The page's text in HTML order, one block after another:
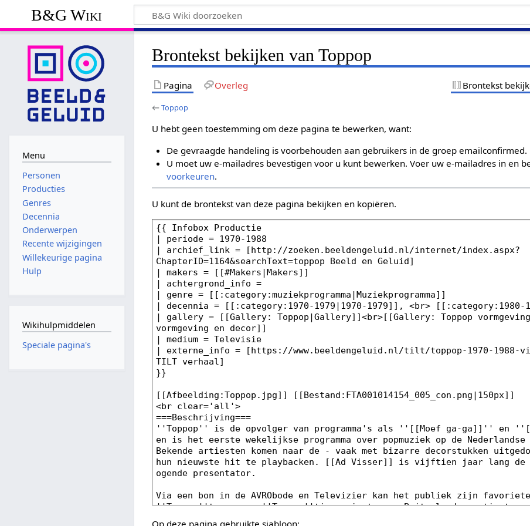
B&G Wiki
Brontekst bekijken van Toppop
Pagina Overleg Brontekst
←Toppop
U hebt geen toestemming om deze pagina te bewerken, want:
De gevraagde handeling is voorbehouden aan gebruikers in de groep emailconfirmed.
U moet uw e-mailadres bevestigen voor u kunt bewerken. Voer uw e-mailadres in en
voorkeuren.
U kunt de brontekst van deze pagina bekijken en kopiëren.
Op deze pagina gebruikte sjabloon:
Menu
Personen
Producties
Genres
Decennia
Onderwerpen
Recente wijzigingen
Willekeurige pagina
Hulp
Wikihulpmiddelen
Speciale pagina's